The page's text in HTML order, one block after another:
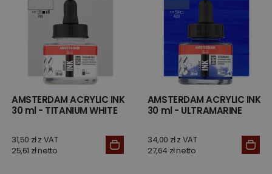
AMSTERDAM ACRYLIC INK
30 ml - TITANIUM WHITE
31,50 zł z VAT
25,61 zł netto
AMSTERDAM ACRYLIC INK
30 ml - ULTRAMARINE
34,00 zł z VAT
27,64 zł netto